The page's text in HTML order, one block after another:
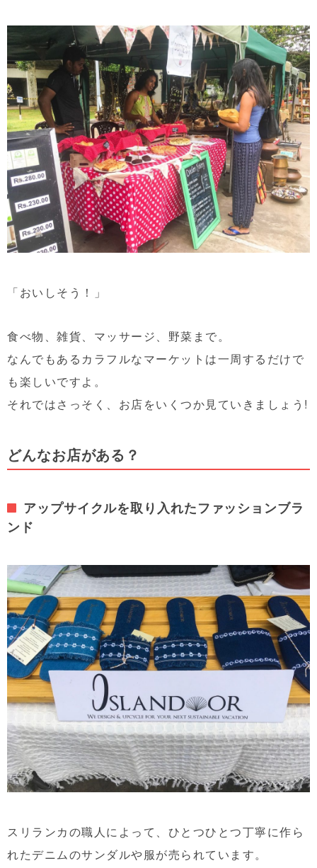
「おいしそう！」
食べ物、雑貨、マッサージ、野菜まで。
なんでもあるカラフルなマーケットは一周するだけで
も楽しいですよ。
それではさっそく、お店をいくつか見ていきましょう!
どんなお店がある？
アップサイクルを取り入れたファッションブラ
ンド
スリランカの職人によって、ひとつひとつ丁寧に作ら
れたデニムのサンダルや服が売られています。